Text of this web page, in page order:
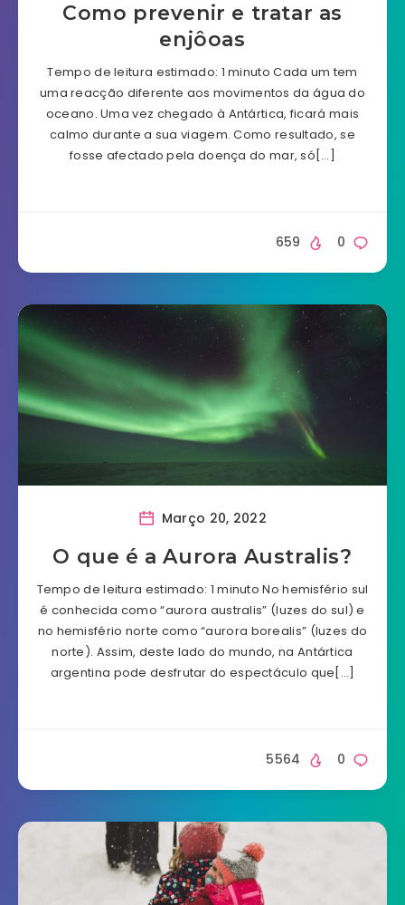
Como prevenir e tratar as
enjôoas
Tempo de leitura estimado: 1 minuto Cada um tem
uma reacção diferente aos movimentos da água do
oceano. Uma vez chegado à Antártica, ficará mais
calmo durante a sua viagem. Como resultado, se
fosse afectado pela doença do mar, só[…]
0
659
Março 20, 2022
O que é a Aurora Australis?
Tempo de leitura estimado: 1 minuto No hemisfério sul
é conhecida como “aurora australis” (luzes do sul) e
no hemisfério norte como “aurora borealis” (luzes do
norte). Assim, deste lado do mundo, na Antártica
argentina pode desfrutar do espectáculo que[…]
0
5564